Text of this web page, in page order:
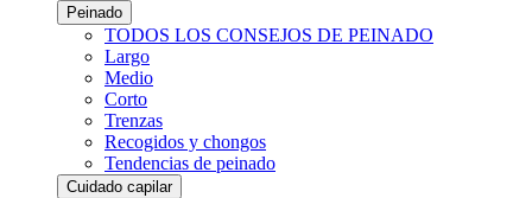
Peinado
TODOS LOS CONSEJOS DE PEINADO
Largo
Medio
Corto
Trenzas
Recogidos y chongos
Tendencias de peinado
Cuidado capilar